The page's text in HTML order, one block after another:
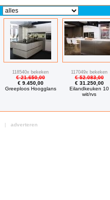
118540x bekeken
€ 21.650,00
€ 9.450,00
Greeploos Hoogglans
117049x bekeken
€ 52.083,00
€ 31.250,00
Eilandkeuken 10
wit/rvs
| adverteren